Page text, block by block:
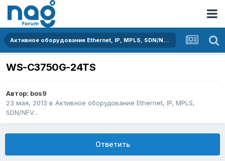
Активное оборудование Ethernet, IP, MPLS, SDN/NFV...
WS-C3750G-24TS
Автор: bos9
23 мая, 2013 в Активное оборудование Ethernet, IP, MPLS,
SDN/NFV...
Ответить